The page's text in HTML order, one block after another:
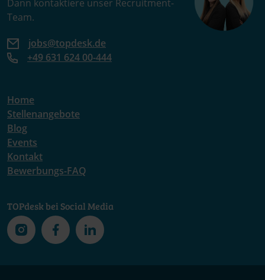
jobs@topdesk.de
+49 631 624 00-444
Home
Events
Kontakt
Bewerbungs-FAQ
TOPdesk bei Social Media